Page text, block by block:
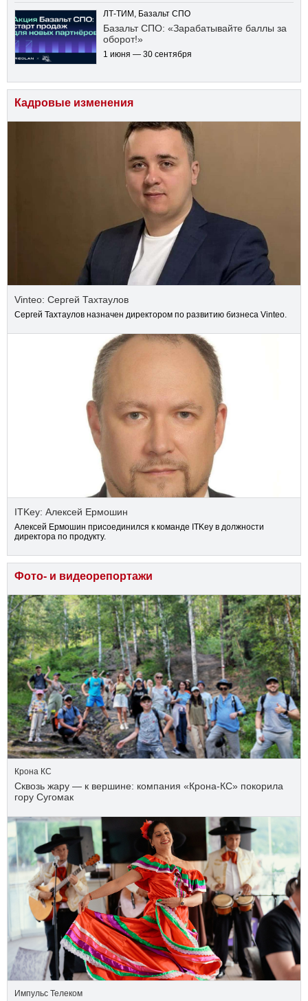
ЛТ-ТИМ, Базальт СПО
Базальт СПО: «Зарабатывайте баллы за
оборот!»
1 июня — 30 сентября
Кадровые изменения
Vinteo: Сергей Тахтаулов
Сергей Тахтаулов назначен директором по развитию бизнеса Vinteo.
ITKey: Алексей Ермошин
Алексей Ермошин присоединился к команде ITKey в должности
директора по продукту.
Фото- и видеорепортажи
Крона КС
Сквозь жару — к вершине: компания «Крона‑КС» покорила
гору Сугомак
Импульс Телеком